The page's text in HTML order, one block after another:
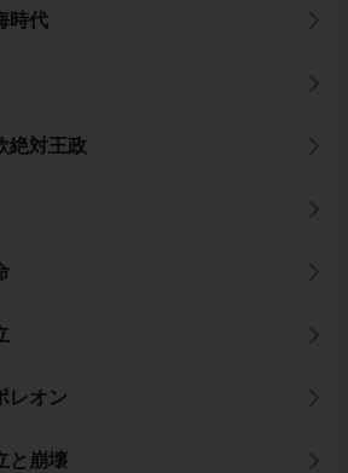
時代
絶対王政
レオン
と崩壊